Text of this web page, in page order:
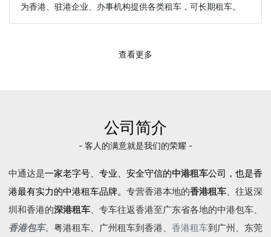
为香港、驻港企业、办事机构提供各类租车，可长期租车。
查看更多
公司简介
- 客人的满意就是我们的荣耀 -
中通达是一家老字号、专业、安全守信的中港租车公司，也是香
港最有实力的中港租车品牌。 专营香港本地的香港租车、往返深
圳和香港的深港租车、专车往返香港至广东省各地的中港包车、
香港包车、 粤港租车、广州租车到香港、 香港租车到广州、东莞